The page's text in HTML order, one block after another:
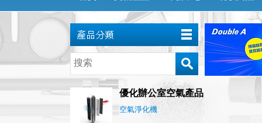
優化辦公室空氣產品
空氣淨化機